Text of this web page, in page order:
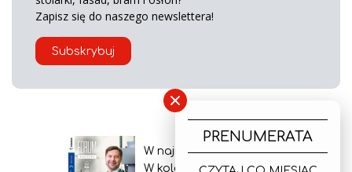
Zapisz się do naszego newslettera!
Subskrybuj
W najnowszym wydaniu
W kolejnym numerze
×
PRENUMERATA